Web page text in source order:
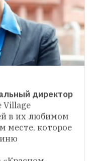
Константин Казымов, дизайнер одежды
в их
в том
дорого. Героя
The
в том
дорого. Героя
директор
Village
в их любимом
месте, которое